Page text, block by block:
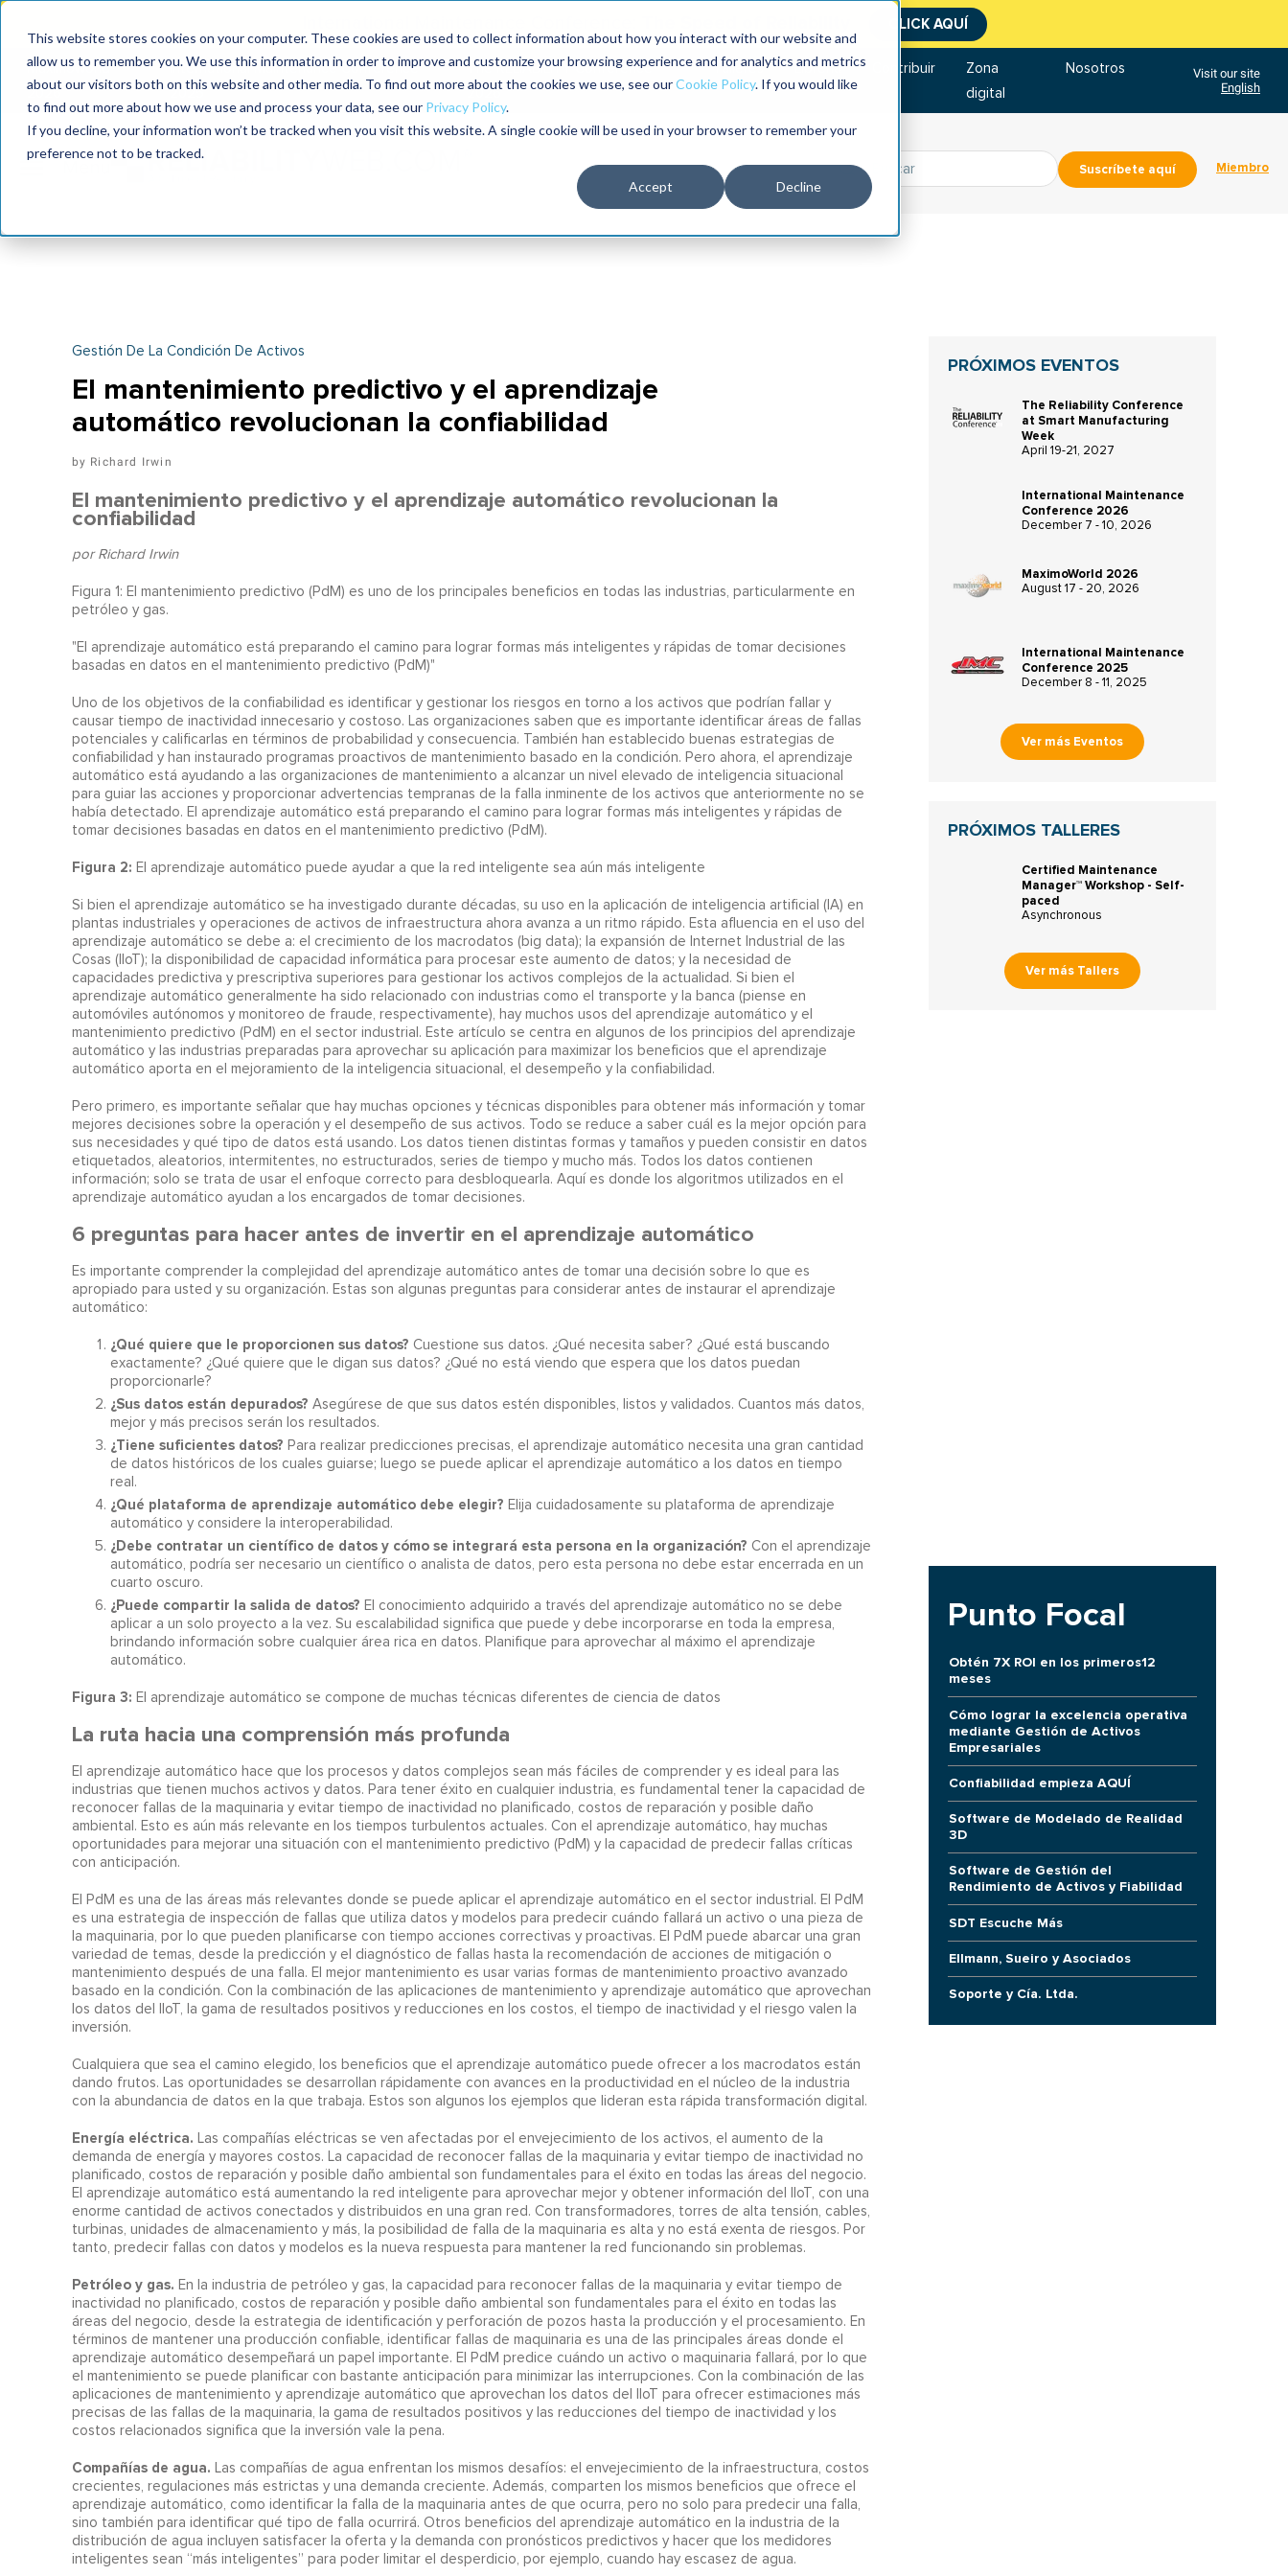
This website stores cookies on your computer. These cookies are used to collect information about how you interact with our website and
allow us to remember you. We use this information in order to improve and customize your browsing experience and for analytics and metrics
about our visitors both on this website and other media. To find out more about the cookies we use, see ourCookie Policy. If you would like
to find out more about how we use and process your data, see our Privacy Policy.
If you decline, your information won’t be tracked when you visit this website. A single cookie will be used in your browser to remember your
preference not to be tracked.
Accept Decline
CLICK AQUÍ
MaximoWorld
2026
International Maintenance Conference
2025
The RELIABILITY Conference®
2026
Talleres Librería Contribuir
Zona
digital
Nosotros
Visit our site
English
Suscríbete aquí Miembro
Gestión De La Condición De Activos
El mantenimiento predictivo y el aprendizaje
automático revolucionan la confiabilidad
​Richard Irwin
El mantenimiento predictivo y el aprendizaje automático revolucionan la
confiabilidad
por Richard Irwin
Figura 1: El mantenimiento predictivo (PdM) es uno de los principales beneficios en todas las industrias, particularmente en
petróleo y gas.
"El aprendizaje automático está preparando el camino para lograr formas más inteligentes y rápidas de tomar decisiones
basadas en datos en el mantenimiento predictivo (PdM)"
Uno de los objetivos de la confiabilidad es identificar y gestionar los riesgos en torno a los activos que podrían fallar y
causar tiempo de inactividad innecesario y costoso. Las organizaciones saben que es importante identificar áreas de fallas
potenciales y calificarlas en términos de probabilidad y consecuencia. También han establecido buenas estrategias de
confiabilidad y han instaurado programas proactivos de mantenimiento basado en la condición. Pero ahora, el aprendizaje
automático está ayudando a las organizaciones de mantenimiento a alcanzar un nivel elevado de inteligencia situacional
para guiar las acciones y proporcionar advertencias tempranas de la falla inminente de los activos que anteriormente no se
había detectado. El aprendizaje automático está preparando el camino para lograr formas más inteligentes y rápidas de
tomar decisiones basadas en datos en el mantenimiento predictivo (PdM).
Figura 2: El aprendizaje automático puede ayudar a que la red inteligente sea aún más inteligente
Si bien el aprendizaje automático se ha investigado durante décadas, su uso en la aplicación de inteligencia artificial (IA) en
plantas industriales y operaciones de activos de infraestructura ahora avanza a un ritmo rápido. Esta afluencia en el uso del
aprendizaje automático se debe a: el crecimiento de los macrodatos (big data); la expansión de Internet Industrial de las
Cosas (IIoT); la disponibilidad de capacidad informática para procesar este aumento de datos; y la necesidad de
capacidades predictiva y prescriptiva superiores para gestionar los activos complejos de la actualidad. Si bien el
aprendizaje automático generalmente ha sido relacionado con industrias como el transporte y la banca (piense en
automóviles autónomos y monitoreo de fraude, respectivamente), hay muchos usos del aprendizaje automático y el
mantenimiento predictivo (PdM) en el sector industrial. Este artículo se centra en algunos de los principios del aprendizaje
automático y las industrias preparadas para aprovechar su aplicación para maximizar los beneficios que el aprendizaje
automático aporta en el mejoramiento de la inteligencia situacional, el desempeño y la confiabilidad.
Pero primero, es importante señalar que hay muchas opciones y técnicas disponibles para obtener más información y tomar
mejores decisiones sobre la operación y el desempeño de sus activos. Todo se reduce a saber cuál es la mejor opción para
sus necesidades y qué tipo de datos está usando. Los datos tienen distintas formas y tamaños y pueden consistir en datos
etiquetados, aleatorios, intermitentes, no estructurados, series de tiempo y mucho más. Todos los datos contienen
información; solo se trata de usar el enfoque correcto para desbloquearla. Aquí es donde los algoritmos utilizados en el
aprendizaje automático ayudan a los encargados de tomar decisiones.
6 preguntas para hacer antes de invertir en el aprendizaje automático
Es importante comprender la complejidad del aprendizaje automático antes de tomar una decisión sobre lo que es
apropiado para usted y su organización. Estas son algunas preguntas para considerar antes de instaurar el aprendizaje
automático:
¿Qué quiere que le proporcionen sus datos? Cuestione sus datos. ¿Qué necesita saber? ¿Qué está buscando
exactamente? ¿Qué quiere que le digan sus datos? ¿Qué no está viendo que espera que los datos puedan
proporcionarle?
¿Sus datos están depurados? Asegúrese de que sus datos estén disponibles, listos y validados. Cuantos más datos,
mejor y más precisos serán los resultados.
¿Tiene suficientes datos? Para realizar predicciones precisas, el aprendizaje automático necesita una gran cantidad
de datos históricos de los cuales guiarse; luego se puede aplicar el aprendizaje automático a los datos en tiempo
real.
¿Qué plataforma de aprendizaje automático debe elegir? Elija cuidadosamente su plataforma de aprendizaje
automático y considere la interoperabilidad.
¿Debe contratar un científico de datos y cómo se integrará esta persona en la organización? Con el aprendizaje
automático, podría ser necesario un científico o analista de datos, pero esta persona no debe estar encerrada en un
cuarto oscuro.
¿Puede compartir la salida de datos? El conocimiento adquirido a través del aprendizaje automático no se debe
aplicar a un solo proyecto a la vez. Su escalabilidad significa que puede y debe incorporarse en toda la empresa,
brindando información sobre cualquier área rica en datos. Planifique para aprovechar al máximo el aprendizaje
automático.
Figura 3: El aprendizaje automático se compone de muchas técnicas diferentes de ciencia de datos
La ruta hacia una comprensión más profunda
El aprendizaje automático hace que los procesos y datos complejos sean más fáciles de comprender y es ideal para las
industrias que tienen muchos activos y datos. Para tener éxito en cualquier industria, es fundamental tener la capacidad de
reconocer fallas de la maquinaria y evitar tiempo de inactividad no planificado, costos de reparación y posible daño
ambiental. Esto es aún más relevante en los tiempos turbulentos actuales. Con el aprendizaje automático, hay muchas
oportunidades para mejorar una situación con el mantenimiento predictivo (PdM) y la capacidad de predecir fallas críticas
con anticipación.
El PdM es una de las áreas más relevantes donde se puede aplicar el aprendizaje automático en el sector industrial. El PdM
es una estrategia de inspección de fallas que utiliza datos y modelos para predecir cuándo fallará un activo o una pieza de
la maquinaria, por lo que pueden planificarse con tiempo acciones correctivas y proactivas. El PdM puede abarcar una gran
variedad de temas, desde la predicción y el diagnóstico de fallas hasta la recomendación de acciones de mitigación o
mantenimiento después de una falla. El mejor mantenimiento es usar varias formas de mantenimiento proactivo avanzado
basado en la condición. Con la combinación de las aplicaciones de mantenimiento y aprendizaje automático que aprovechan
los datos del IIoT, la gama de resultados positivos y reducciones en los costos, el tiempo de inactividad y el riesgo valen la
inversión.
Cualquiera que sea el camino elegido, los beneficios que el aprendizaje automático puede ofrecer a los macrodatos están
dando frutos. Las oportunidades se desarrollan rápidamente con avances en la productividad en el núcleo de la industria
con la abundancia de datos en la que trabaja. Estos son algunos los ejemplos que lideran esta rápida transformación digital.
Energía eléctrica. Las compañías eléctricas se ven afectadas por el envejecimiento de los activos, el aumento de la
demanda de energía y mayores costos. La capacidad de reconocer fallas de la maquinaria y evitar tiempo de inactividad no
planificado, costos de reparación y posible daño ambiental son fundamentales para el éxito en todas las áreas del negocio.
El aprendizaje automático está aumentando la red inteligente para aprovechar mejor y obtener información del IIoT, con una
enorme cantidad de activos conectados y distribuidos en una gran red. Con transformadores, torres de alta tensión, cables,
turbinas, unidades de almacenamiento y más, la posibilidad de falla de la maquinaria es alta y no está exenta de riesgos. Por
tanto, predecir fallas con datos y modelos es la nueva respuesta para mantener la red funcionando sin problemas.
Petróleo y gas. En la industria de petróleo y gas, la capacidad para reconocer fallas de la maquinaria y evitar tiempo de
inactividad no planificado, costos de reparación y posible daño ambiental son fundamentales para el éxito en todas las
áreas del negocio, desde la estrategia de identificación y perforación de pozos hasta la producción y el procesamiento. En
términos de mantener una producción confiable, identificar fallas de maquinaria es una de las principales áreas donde el
aprendizaje automático desempeñará un papel importante. El PdM predice cuándo un activo o maquinaria fallará, por lo que
el mantenimiento se puede planificar con bastante anticipación para minimizar las interrupciones. Con la combinación de las
aplicaciones de mantenimiento y aprendizaje automático que aprovechan los datos del IIoT para ofrecer estimaciones más
precisas de las fallas de la maquinaria, la gama de resultados positivos y las reducciones del tiempo de inactividad y los
costos relacionados significa que la inversión vale la pena.
Compañías de agua. Las compañías de agua enfrentan los mismos desafíos: el envejecimiento de la infraestructura, costos
crecientes, regulaciones más estrictas y una demanda creciente. Además, comparten los mismos beneficios que ofrece el
aprendizaje automático, como identificar la falla de la maquinaria antes de que ocurra, pero no solo para predecir una falla,
sino también para identificar qué tipo de falla ocurrirá. Otros beneficios del aprendizaje automático en la industria de la
distribución de agua incluyen satisfacer la oferta y la demanda con pronósticos predictivos y hacer que los medidores
inteligentes sean “más inteligentes” para poder limitar el desperdicio, por ejemplo, cuando hay escasez de agua.
PRÓXIMOS EVENTOS
The Reliability Conference
at Smart Manufacturing
Week
April 19-21, 2027
International Maintenance
Conference 2026
December 7 - 10, 2026
MaximoWorld 2026
August 17 - 20, 2026
International Maintenance
Conference 2025
December 8 - 11, 2025
Ver más Eventos
PRÓXIMOS TALLERES
Certified Maintenance
Manager™ Workshop - Self-
paced
Asynchronous
Ver más Tallers
Punto Focal
Obtén 7X ROI en los primeros12
meses
Cómo lograr la excelencia operativa
mediante Gestión de Activos
Empresariales
Confiabilidad empieza AQUÍ
Software de Modelado de Realidad
3D
Software de Gestión del
Rendimiento de Activos y Fiabilidad
SDT Escuche Más
Ellmann, Sueiro y Asociados
Soporte y Cía. Ltda.